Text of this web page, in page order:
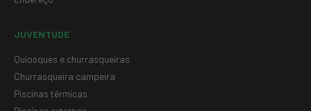
JUVENTUDE
Quiosques e churrasqueiras
Churrasqueira campeira
Piscinas térmicas